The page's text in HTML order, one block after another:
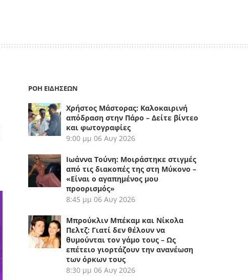
ΡΟΗ ΕΙΔΗΣΕΩΝ
Χρήστος Μάστορας: Καλοκαιρινή
απόδραση στην Πάρο – Δείτε βίντεο
και φωτογραφίες
9:00 μμ 06 Αυγ 2026
Ιωάννα Τούνη: Μοιράστηκε στιγμές
από τις διακοπές της στη Μύκονο –
«Είναι ο αγαπημένος μου
προορισμός»
8:45 μμ 06 Αυγ 2026
Μπρούκλιν Μπέκαμ και Νίκολα
Πελτζ: Γιατί δεν θέλουν να
θυμούνται τον γάμο τους – Ως
επέτειο γιορτάζουν την ανανέωση
των όρκων τους
8:30 μμ 06 Αυγ 2026